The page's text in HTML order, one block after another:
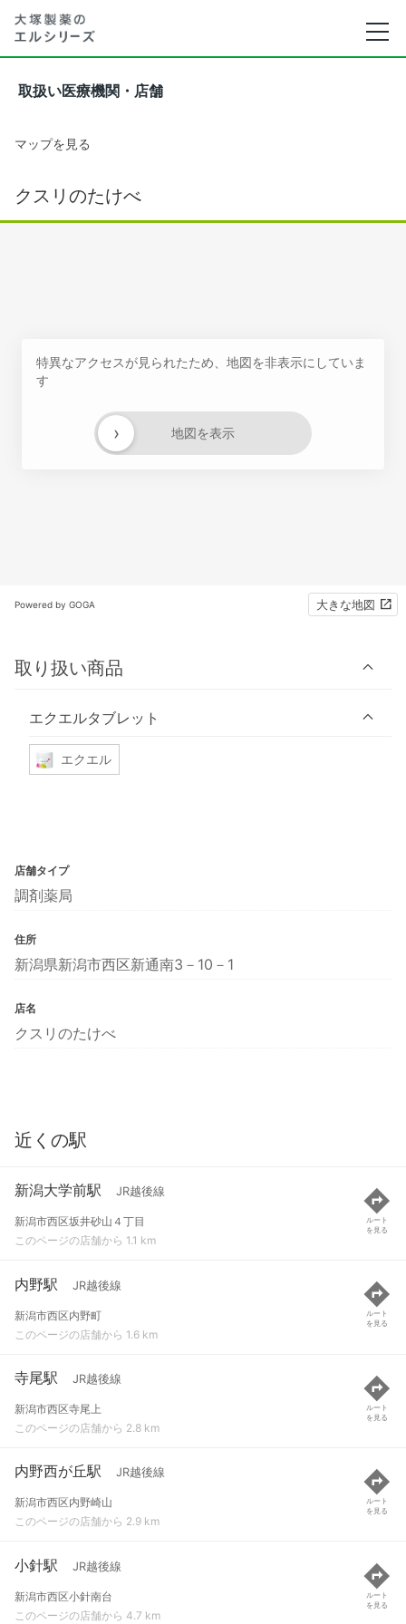
取扱い医療機関・店舗
マップを見る
クスリのたけべ
特異なアクセスが見られたため、地図を非表示にしていま
す
地図を表示
›
Powered by GOGA 大きな地図
取り扱い商品
エクエルタブレット
エクエル
店舗タイプ
調剤薬局
住所
新潟県新潟市西区新通南3－10－1
店名
クスリのたけべ
近くの駅
新潟大学前駅 JR越後線
新潟市西区坂井砂山４丁目
このページの店舗から 1.1 km
ルート
を見る
内野駅 JR越後線
新潟市西区内野町
このページの店舗から 1.6 km
ルート
を見る
寺尾駅 JR越後線
新潟市西区寺尾上
このページの店舗から 2.8 km
ルート
を見る
内野西が丘駅 JR越後線
新潟市西区内野崎山
このページの店舗から 2.9 km
ルート
を見る
小針駅 JR越後線
新潟市西区小針南台
このページの店舗から 4.7 km
ルート
を見る